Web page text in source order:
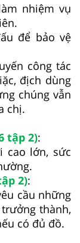
nhiệm vụ
để bảo vệ
công tác
địch dùng
chúng vẫn
chị.
tập 2):
cao lớn, sức
2):
cầu những
thành,
có đủ đồ.